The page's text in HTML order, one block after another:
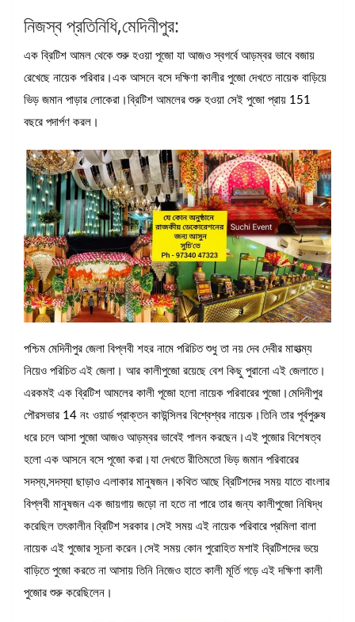
নিজস্ব প্রতিনিধি,মেদিনীপুর:
এক ব্রিটিশ আমল থেকে শুরু হওয়া পূজো যা আজও স্বগর্বে আড়ম্বর ভাবে বজায়
রেখেছে নায়েক পরিবার।এক আসনে বসে দক্ষিণা কালীর পুজো দেখতে নায়েক বাড়িয়ে
ভিড় জমান পাড়ার লোকেরা।ব্রিটিশ আমলের শুরু হওয়া সেই পুজো প্রায় 151
বছরে পদার্পণ করল।
পশ্চিম মেদিনীপুর জেলা বিপ্লবী শহর নামে পরিচিত শুধু তা নয় দেব দেবীর মাহাত্ম্য
নিয়েও পরিচিত এই জেলা। আর কালীপুজো রয়েছে বেশ কিছু পুরানো এই জেলাতে।
এরকমই এক ব্রিটিশ আমলের কালী পূজো হলো নায়েক পরিবারের পুজো।মেদিনীপুর
পৌরসভার 14 নং ওয়ার্ড প্রাক্তন কাউন্সিলর বিশ্বেশ্বর নায়েক।তিনি তার পূর্বপুরুষ
ধরে চলে আসা পুজো আজও আড়ম্বর ভাবেই পালন করছেন।এই পুজোর বিশেষত্ব
হলো এক আসনে বসে পূজো করা।যা দেখতে রীতিমতো ভিড় জমান পরিবারের
সদস্য,সদস্যা ছাড়াও এলাকার মানুষজন।কথিত আছে ব্রিটিশদের সময় যাতে বাংলার
বিপ্লবী মানুষজন এক জায়গায় জড়ো না হতে না পারে তার জন্য কালীপুজো নিষিদ্ধ
করেছিল তৎকালীন ব্রিটিশ সরকার।সেই সময় এই নায়েক পরিবারে প্রমিলা বালা
নায়েক এই পুজোর সূচনা করেন।সেই সময় কোন পুরোহিত মশাই ব্রিটিশদের ভয়ে
বাড়িতে পুজো করতে না আসায় তিনি নিজেও হাতে কালী মূর্তি গড়ে এই দক্ষিণা কালী
পুজোর শুরু করেছিলেন।